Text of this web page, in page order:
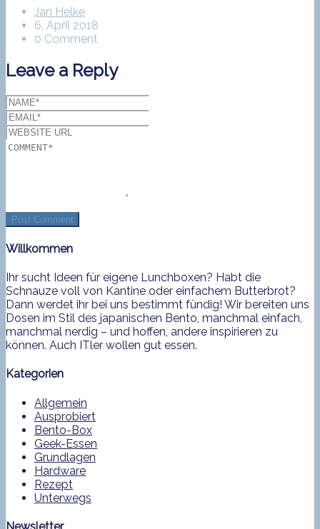
Jan Helke
6. April 2018
0 Comment
Leave a Reply
Willkommen
Ihr sucht Ideen für eigene Lunchboxen? Habt die
Schnauze voll von Kantine oder einfachem Butterbrot?
Dann werdet ihr bei uns bestimmt fündig! Wir bereiten uns
Dosen im Stil des japanischen Bento, manchmal einfach,
manchmal nerdig – und hoffen, andere inspirieren zu
können. Auch ITler wollen gut essen.
Kategorien
Allgemein
Ausprobiert
Bento-Box
Geek-Essen
Grundlagen
Hardware
Rezept
Unterwegs